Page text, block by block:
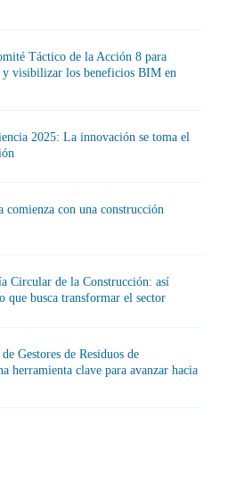
Táctico de la Acción 8 para
y visibilizar los beneficios BIM en
2025: La innovación se toma el
con una construcción
Circular de la Construcción: así
que busca transformar el sector
Gestores de Residuos de
herramienta clave para avanzar hacia